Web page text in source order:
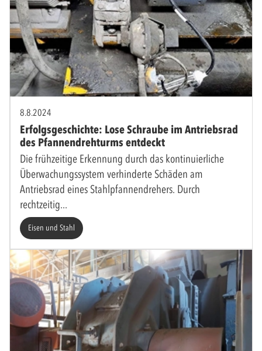
8.8.2024
Erfolgsgeschichte: Lose Schraube im Antriebsrad
des Pfannendrehturms entdeckt
Die frühzeitige Erkennung durch das kontinuierliche
Überwachungssystem verhinderte Schäden am
Antriebsrad eines Stahlpfannendrehers. Durch
rechtzeitig
Eisen und Stahl